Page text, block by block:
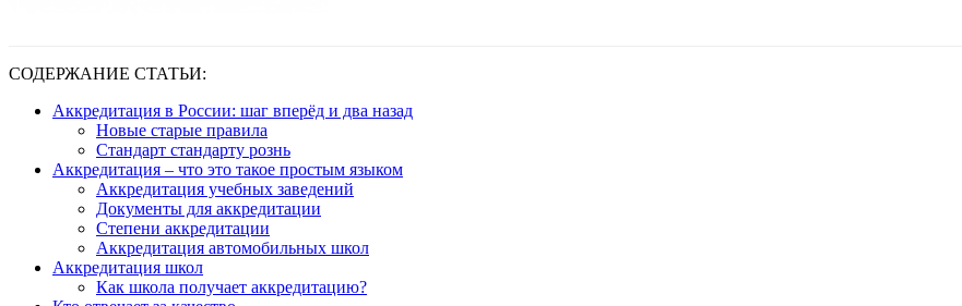
СОДЕРЖАНИЕ СТАТЬИ:
Аккредитация в России: шаг вперёд и два назад
Новые старые правила
Стандарт стандарту рознь
Аккредитация – что это такое простым языком
Аккредитация учебных заведений
Документы для аккредитации
Степени аккредитации
Аккредитация автомобильных школ
Аккредитация школ
Как школа получает аккредитацию?